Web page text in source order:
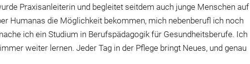
Praxisanleiterin und begleitet seitdem auch junge Menschen auf
Humanas die Möglichkeit bekommen, mich nebenberufl ich noch
ich ein Studium in Berufspädagogik für Gesundheitsberufe. Ich
weiter lernen. Jeder Tag in der Pflege bringt Neues, und genau